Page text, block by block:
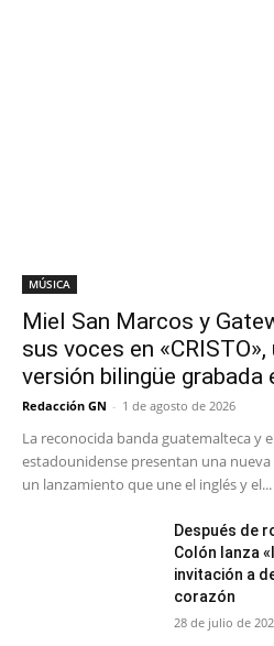
MÚSICA
Miel San Marcos y
sus voces en
versión bilingüe grabada
Redacción GN - 1 de agosto de 2026
La reconocida banda guatemalteca y
estadounidense presentan una nueva
un lanzamiento que une el inglés y el...
Después de
Colón lanza
invitación a
corazón
28 de julio de